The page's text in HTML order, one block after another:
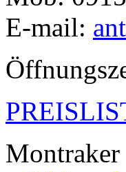
E-mail:
Montraker